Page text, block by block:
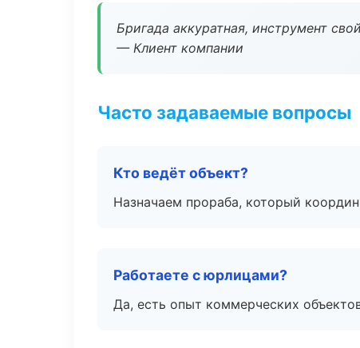
Бригада аккуратная, инструмент
— Клиент компании
Часто задаваемые вопросы
Кто ведёт объект?
Назначаем прораба, который
Работаете с юрлицами?
Да, есть опыт коммерческих